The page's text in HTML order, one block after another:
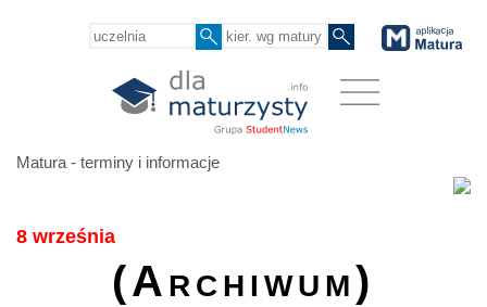
Matura - terminy i informacje
8 września
(Archiwum)